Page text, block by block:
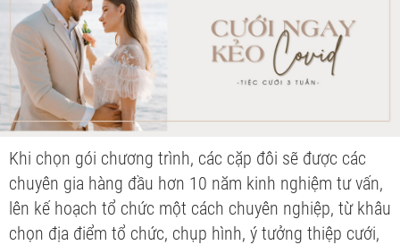
Khi chọn gói chương trình, các cặp đôi sẽ được các
chuyên gia hàng đầu hơn 10 năm kinh nghiệm tư vấn,
lên kế hoạch tổ chức một cách chuyên nghiệp, từ khâu
chọn địa điểm tổ chức, chụp hình, ý tưởng thiệp cưới,